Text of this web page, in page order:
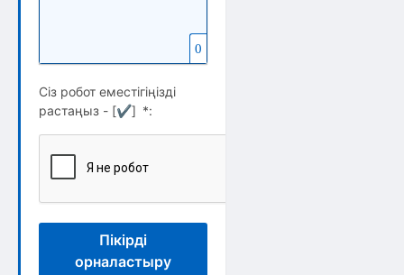
0
Сіз робот еместігіңізді
растаңыз - [✔] *:
Пікірді
орналастыру